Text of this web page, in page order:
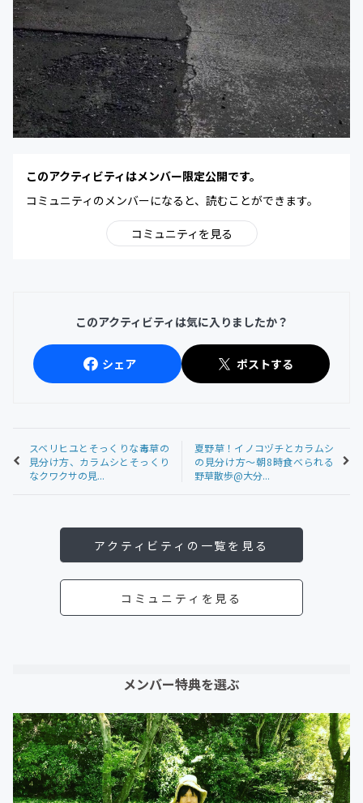
このアクティビティはメンバー限定公開です。
コミュニティのメンバーになると、読むことができます。
コミュニティを見る
このアクティビティは気に入りましたか？
シェア ポストする
スベリヒユとそっくりな毒草の
見分け方、カラムシとそっくり
なクワクサの見...
夏野草！イノコヅチとカラムシ
の見分け方〜朝8時食べられる
野草散歩@大分...
アクティビティの一覧を見る
コミュニティを見る
メンバー特典を選ぶ